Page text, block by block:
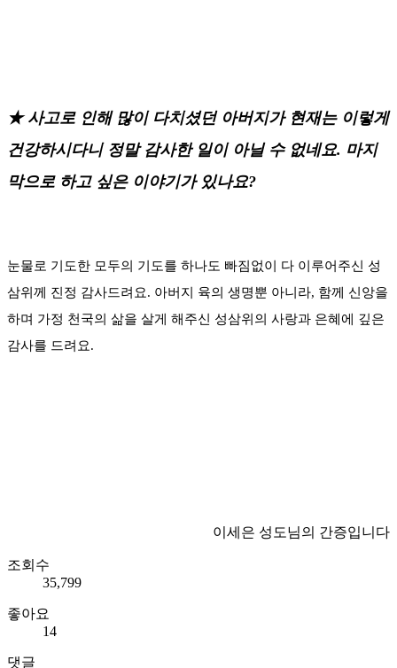
★사고로 인해 많이 다치셨던 아버지가 현재는 이렇게
건강하시다니 정말 감사한 일이 아닐 수 없네요. 마지
막으로 하고 싶은 이야기가 있나요?
눈물로 기도한 모두의 기도를 하나도 빠짐없이 다 이루어주신 성
삼위께 진정 감사드려요. 아버지 육의 생명뿐 아니라, 함께 신앙을
하며 가정 천국의 삶을 살게 해주신 성삼위의 사랑과 은혜에 깊은
감사를 드려요.
이세은 성도님의 간증입니다
조회수
35,799
좋아요
14
댓글